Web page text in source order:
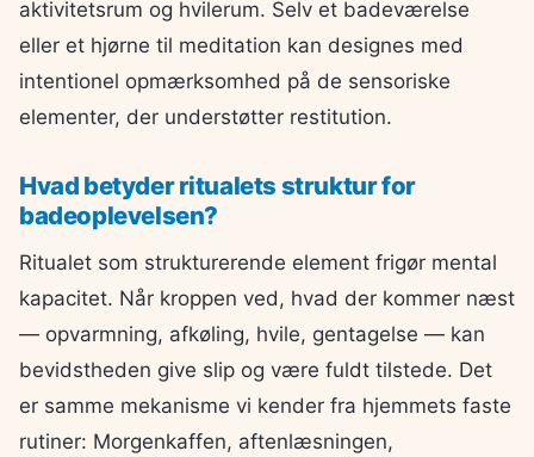
aktivitetsrum og hvilerum. Selv et badeværelse
eller et hjørne til meditation kan designes med
intentionel opmærksomhed på de sensoriske
elementer, der understøtter restitution.
Hvad betyder ritualets struktur for
badeoplevelsen?
Ritualet som strukturerende element frigør mental
kapacitet. Når kroppen ved, hvad der kommer næst
— opvarmning, afkøling, hvile, gentagelse — kan
bevidstheden give slip og være fuldt tilstede. Det
er samme mekanisme vi kender fra hjemmets faste
rutiner: Morgenkaffen, aftenlæsningen,